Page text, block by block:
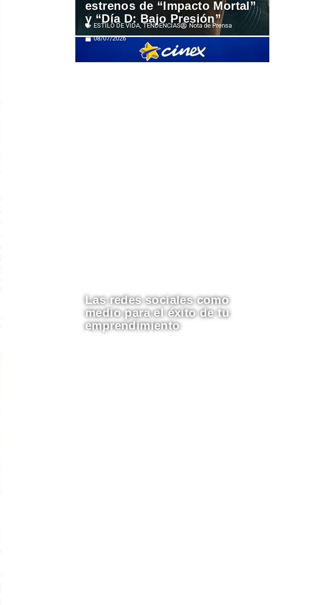
estrenos de “Impacto Mortal”
y “Día D: Bajo Presión”
ESTILO DE VIDA, TENDENCIAS
Nota de Prensa
08/07/2026
Las redes sociales como
medio para el éxito de tu
emprendimiento
ENTORNO DIGITAL & NEGOCIOS